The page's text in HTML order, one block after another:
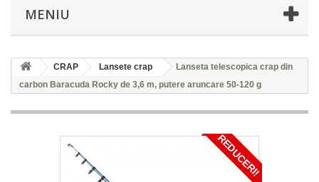
MENIU
CRAP Lansete crap
Lanseta telescopica crap din
carbon Baracuda Rocky de 3,6 m, putere aruncare 50-120 g
REDUCERI!